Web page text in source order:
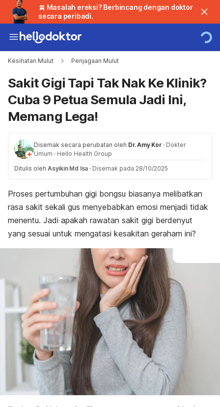
🍌 Masalah ereksi? Berbincang dengan doktor
secara peribadi.
Kesihatan Mulut Penjagaan Mulut
Sakit Gigi Tapi Tak Nak Ke Klinik?
Cuba 9 Petua Semula Jadi Ini,
Memang Lega!
Disemak secara perubatan oleh Dr. Amy Kor · Dokter
Umum · Hello Health Group
Ditulis oleh Asyikin Md Isa · Disemak pada 28/10/2025
Proses pertumbuhan gigi bongsu biasanya melibatkan
rasa sakit sekali gus menyebabkan emosi menjadi tidak
menentu. Jadi apakah rawatan sakit gigi berdenyut
yang sesuai untuk mengatasi kesakitan geraham ini?